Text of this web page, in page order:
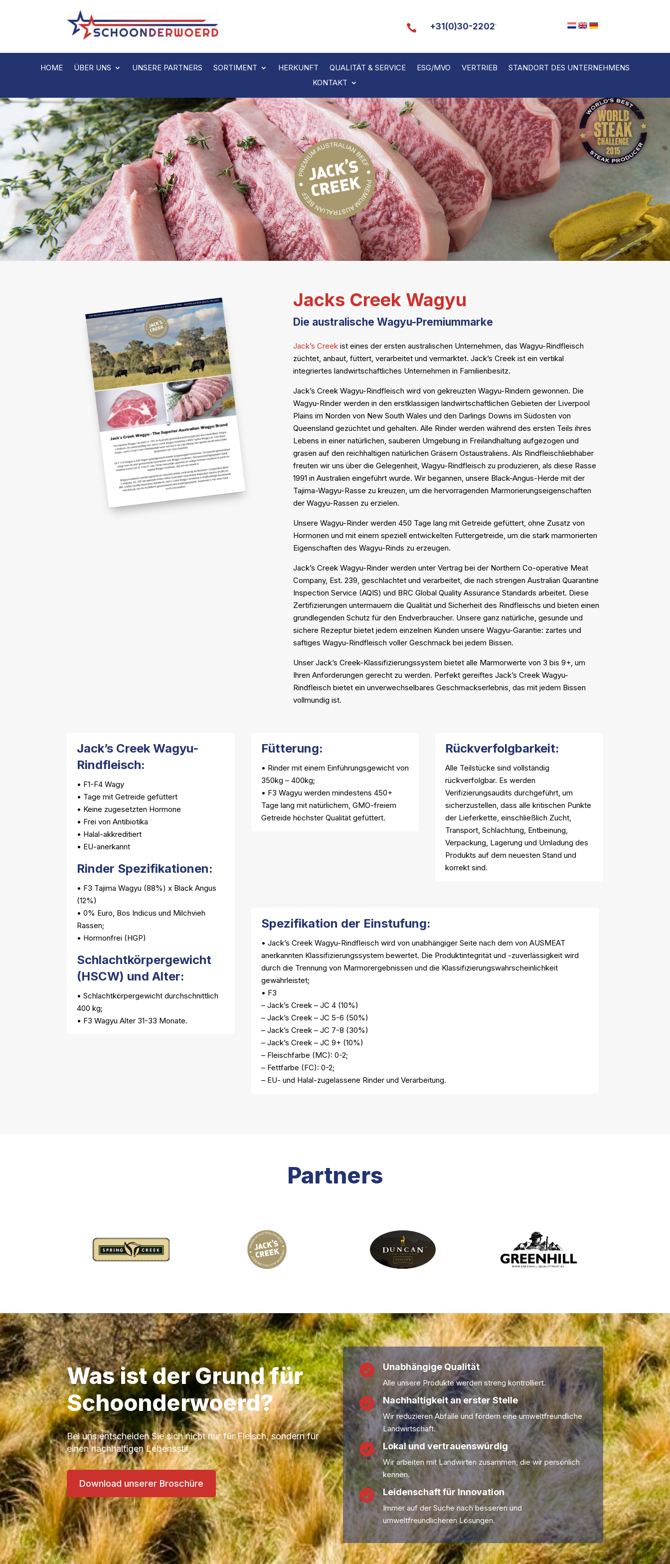
 +31(0)30-2202143
HOME ÜBER UNS UNSERE PARTNERS SORTIMENT HERKUNFT QUALITÄT & SERVICE ESG/MVO VERTRIEB
STANDORT DES UNTERNEHMENS
KONTAKT
Jacks Creek Wagyu
Die australische Wagyu-Premiummarke
Jack’s Creek ist eines der ersten australischen Unternehmen, das Wagyu-Rindfleisch
züchtet, anbaut, füttert, verarbeitet und vermarktet. Jack’s Creek ist ein vertikal
integriertes landwirtschaftliches Unternehmen in Familienbesitz.
Jack’s Creek Wagyu-Rindfleisch wird von gekreuzten Wagyu-Rindern gewonnen. Die
Wagyu-Rinder werden in den erstklassigen landwirtschaftlichen Gebieten der Liverpool
Plains im Norden von New South Wales und den Darlings Downs im Südosten von
Queensland gezüchtet und gehalten. Alle Rinder werden während des ersten Teils ihres
Lebens in einer natürlichen, sauberen Umgebung in Freilandhaltung aufgezogen und
grasen auf den reichhaltigen natürlichen Gräsern Ostaustraliens. Als Rindfleischliebhaber
freuten wir uns über die Gelegenheit, Wagyu-Rindfleisch zu produzieren, als diese Rasse
1991 in Australien eingeführt wurde. Wir begannen, unsere Black-Angus-Herde mit der
Tajima-Wagyu-Rasse zu kreuzen, um die hervorragenden Marmorierungseigenschaften
der Wagyu-Rassen zu erzielen.
Unsere Wagyu-Rinder werden 450 Tage lang mit Getreide gefüttert, ohne Zusatz von
Hormonen und mit einem speziell entwickelten Futtergetreide, um die stark marmorierten
Eigenschaften des Wagyu-Rinds zu erzeugen.
Jack’s Creek Wagyu-Rinder werden unter Vertrag bei der Northern Co-operative Meat
Company, Est. 239, geschlachtet und verarbeitet, die nach strengen Australian Quarantine
Inspection Service (AQIS) und BRC Global Quality Assurance Standards arbeitet. Diese
Zertifizierungen untermauern die Qualität und Sicherheit des Rindfleischs und bieten einen
grundlegenden Schutz für den Endverbraucher. Unsere ganz natürliche, gesunde und
sichere Rezeptur bietet jedem einzelnen Kunden unsere Wagyu-Garantie: zartes und
saftiges Wagyu-Rindfleisch voller Geschmack bei jedem Bissen.
Unser Jack’s Creek-Klassifizierungssystem bietet alle Marmorwerte von 3 bis 9+, um
Ihren Anforderungen gerecht zu werden. Perfekt gereiftes Jack’s Creek Wagyu-
Rindfleisch bietet ein unverwechselbares Geschmackserlebnis, das mit jedem Bissen
vollmundig ist.
Jack’s Creek Wagyu-
Rindfleisch:
• F1-F4 Wagy
• Tage mit Getreide gefüttert
• Keine zugesetzten Hormone
• Frei von Antibiotika
• Halal-akkreditiert
• EU-anerkannt
Rinder Spezifikationen:
• F3 Tajima Wagyu (88%) x Black Angus
(12%)
• 0% Euro, Bos Indicus und Milchvieh
Rassen;
• Hormonfrei (HGP)
Schlachtkörpergewicht
(HSCW) und Alter:
• Schlachtkörpergewicht durchschnittlich
400 kg;
• F3 Wagyu Alter 31-33 Monate.
Fütterung:
• Rinder mit einem Einführungsgewicht von
350kg – 400kg;
• F3 Wagyu werden mindestens 450+
Tage lang mit natürlichem, GMO-freiem
Getreide höchster Qualität gefüttert.
Rückverfolgbarkeit:
Alle Teilstücke sind vollständig
rückverfolgbar. Es werden
Verifizierungsaudits durchgeführt, um
sicherzustellen, dass alle kritischen Punkte
der Lieferkette, einschließlich Zucht,
Transport, Schlachtung, Entbeinung,
Verpackung, Lagerung und Umladung des
Produkts auf dem neuesten Stand und
korrekt sind.
Spezifikation der Einstufung:
• Jack’s Creek Wagyu-Rindfleisch wird von unabhängiger Seite nach dem von AUSMEAT
anerkannten Klassifizierungssystem bewertet. Die Produktintegrität und -zuverlässigkeit wird
durch die Trennung von Marmorergebnissen und die Klassifizierungswahrscheinlichkeit
gewährleistet;
• F3
– Jack’s Creek – JC 4 (10%)
– Jack’s Creek – JC 5-6 (50%)
– Jack’s Creek – JC 7-8 (30%)
– Jack’s Creek – JC 9+ (10%)
– Fleischfarbe (MC): 0-2;
– Fettfarbe (FC): 0-2;
– EU- und Halal-zugelassene Rinder und Verarbeitung.
Partners
Was ist der Grund für
Schoonderwoerd?
Bei uns entscheiden Sie sich nicht nur für Fleisch, sondern für
einen nachhaltigen Lebensstil.
Download unserer Broschüre
 Unabhängige Qualität
Alle unsere Produkte werden streng kontrolliert.
 Nachhaltigkeit an erster Stelle
Wir reduzieren Abfälle und fördern eine umweltfreundliche
Landwirtschaft.
 Lokal und vertrauenswürdig
Wir arbeiten mit Landwirten zusammen, die wir persönlich
kennen.
 Leidenschaft für Innovation
Immer auf der Suche nach besseren und
umweltfreundlicheren Lösungen.